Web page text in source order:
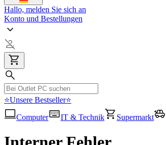
Hallo, melden Sie sich an
Konto und Bestellungen
⭐Unsere Bestseller⭐
Computer
IT & Technik Supermarkt